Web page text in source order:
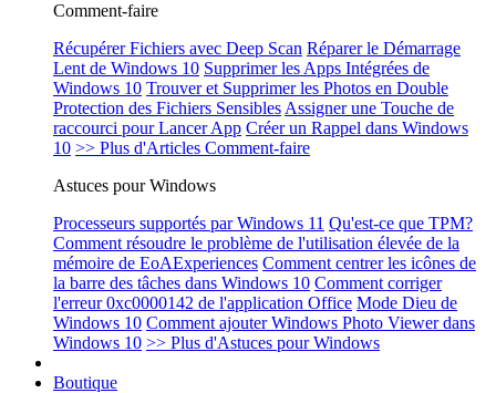
Comment-faire
Récupérer Fichiers avec Deep Scan Réparer le Démarrage
Lent de Windows 10 Supprimer les Apps Intégrées de
Windows 10 Trouver et Supprimer les Photos en Double
Protection des Fichiers Sensibles Assigner une Touche de
raccourci pour Lancer App Créer un Rappel dans Windows
10 >> Plus d'Articles Comment-faire
Astuces pour Windows
Processeurs supportés par Windows 11 Qu'est-ce que TPM?
Comment résoudre le problème de l'utilisation élevée de la
mémoire de EoAExperiences Comment centrer les icônes de
la barre des tâches dans Windows 10 Comment corriger
l'erreur 0xc0000142 de l'application Office Mode Dieu de
Windows 10 Comment ajouter Windows Photo Viewer dans
Windows 10 >> Plus d'Astuces pour Windows
Boutique